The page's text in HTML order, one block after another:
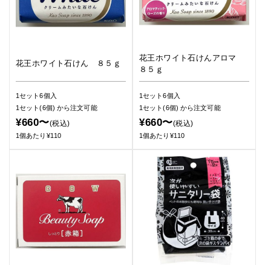
花王ホワイト石けん ８５ｇ
1セット6個入
1セット(6個) から注文可能
¥660〜(税込)
1個あたり¥110
花王ホワイト石けんアロマ
８５ｇ
1セット6個入
1セット(6個) から注文可能
¥660〜(税込)
1個あたり¥110